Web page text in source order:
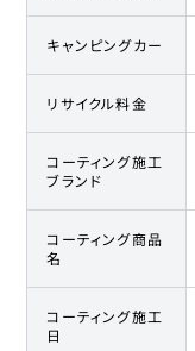
キャンピングカー
リサイクル料金
コーティング施工
ブランド
コーティング商品
名
コーティング施工
日